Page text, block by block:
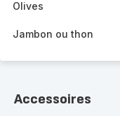
Olives
Jambon ou thon
Accessoires